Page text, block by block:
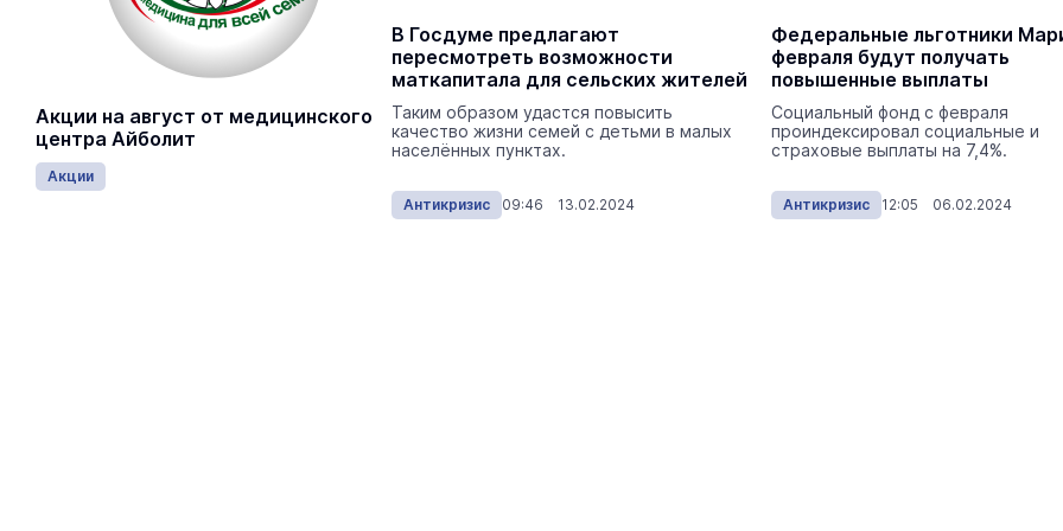
Акции на август от медицинского
центра Айболит
Акции
Родителям предлагают
выплачивать пособие до
совершеннолетия ребёнка
В Госдуму внесён законопроект, которым
продлевается возможность получения
пособия еще на 1 год.
В Госдуме предлагают
пересмотреть возможности
маткапитала для сельских жителей
Таким образом удастся повысить
качество жизни семей с детьми в малых
населённых пунктах.
Антикризис 09:46 13.02.2024
Федеральные льготники
февраля будут получать
повышенные выплаты
Социальный фонд с февраля
проиндексировал социальные и
страховые выплаты на 7,4%.
Антикризис 12:05 06.02.2024